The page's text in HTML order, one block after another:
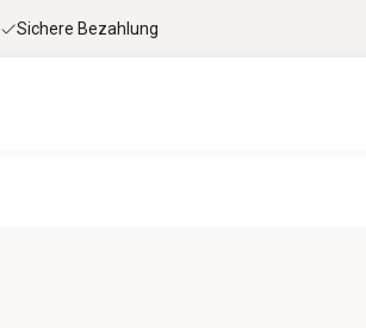
Sichere Bezahlung